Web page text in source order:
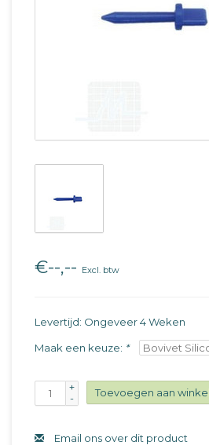
€--,-- Excl. btw
Levertijd: Ongeveer 4 Weken
Maak een keuze: *
+
-
Toevoegen aan
Email ons over dit product